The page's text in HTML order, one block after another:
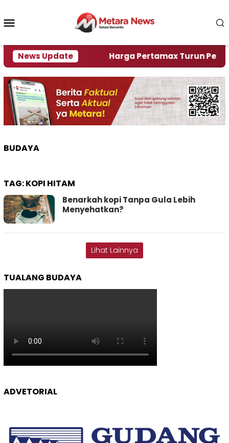
konten
News Update
Krisi Air Harga Pertamax Turun Per Hari
BUDAYA
TAG:KOPI HITAM
Benarkah kopi Tanpa Gula Lebih
Menyehatkan?
Lihat Lainnya
TUALANG BUDAYA
ADVETORIAL